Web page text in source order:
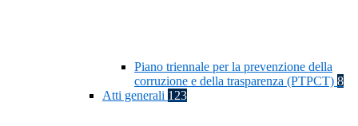
Piano triennale per la prevenzione della
corruzione e della trasparenza (PTPCT) 8
Atti generali 123